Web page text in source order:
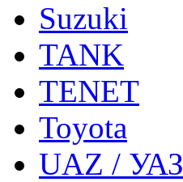
Suzuki
TANK
TENET
Toyota
UAZ / УАЗ